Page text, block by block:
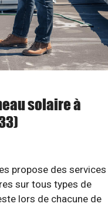
solaire à
propose des services
sur tous types de
lors de chacune de